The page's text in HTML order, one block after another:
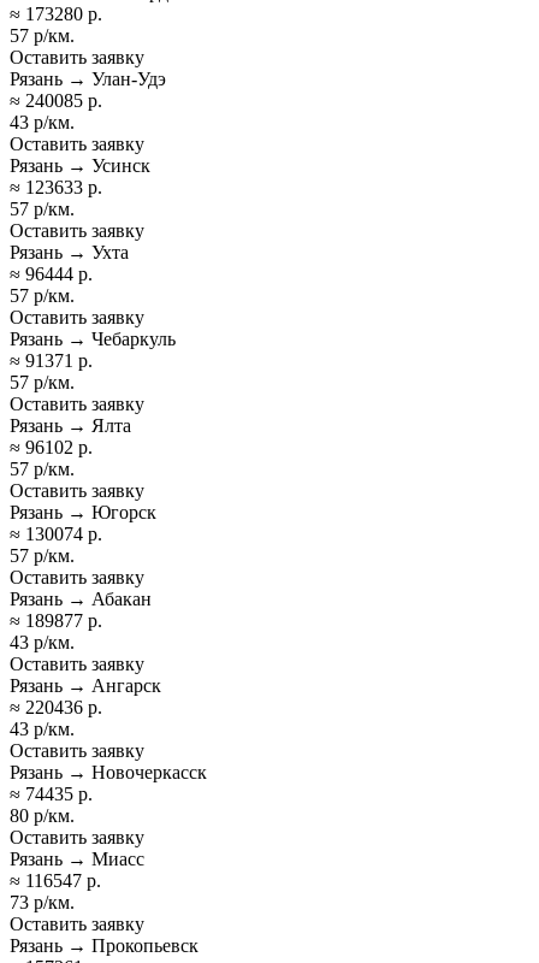
≈ 173280 р.
57 р/км.
Оставить заявку
Рязань → Улан-Удэ
≈ 240085 р.
43 р/км.
Оставить заявку
Рязань → Усинск
≈ 123633 р.
57 р/км.
Оставить заявку
Рязань → Ухта
≈ 96444 р.
57 р/км.
Оставить заявку
Рязань → Чебаркуль
≈ 91371 р.
57 р/км.
Оставить заявку
Рязань → Ялта
≈ 96102 р.
57 р/км.
Оставить заявку
Рязань → Югорск
≈ 130074 р.
57 р/км.
Оставить заявку
Рязань → Абакан
≈ 189877 р.
43 р/км.
Оставить заявку
Рязань → Ангарск
≈ 220436 р.
43 р/км.
Оставить заявку
Рязань → Новочеркасск
≈ 74435 р.
80 р/км.
Оставить заявку
Рязань → Миасс
≈ 116547 р.
73 р/км.
Оставить заявку
Рязань → Прокопьевск